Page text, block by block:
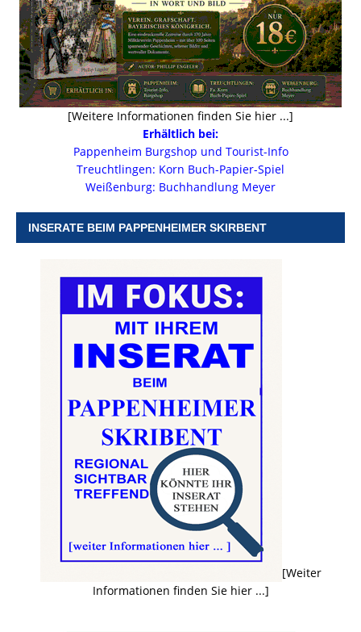
[Weitere Informationen finden Sie hier ...]
Erhältlich bei:
Pappenheim Burgshop und Tourist-Info
Treuchtlingen: Korn Buch-Papier-Spiel
Weißenburg: Buchhandlung Meyer
INSERATE BEIM PAPPENHEIMER SKIRBENT
[Weiter
Informationen finden Sie hier ...]